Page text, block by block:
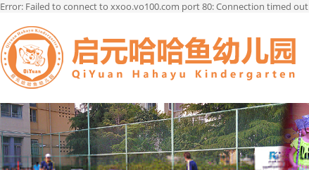
Error: Failed to connect to xxoo.vo100.com port 80: Connection timed out
菜单